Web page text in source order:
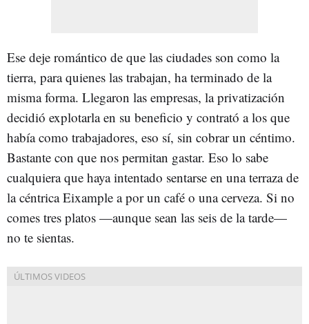
Ese deje romántico de que las ciudades son como la
tierra, para quienes las trabajan, ha terminado de la
misma forma. Llegaron las empresas, la privatización
decidió explotarla en su beneficio y contrató a los que
había como trabajadores, eso sí, sin cobrar un céntimo.
Bastante con que nos permitan gastar. Eso lo sabe
cualquiera que haya intentado sentarse en una terraza de
la céntrica Eixample a por un café o una cerveza. Si no
comes tres platos —aunque sean las seis de la tarde—
no te sientas.